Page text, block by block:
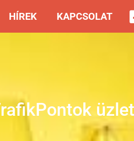
HÍREK KAPCSOLAT